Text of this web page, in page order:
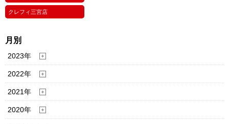
クレフィ三宮店
月別
2023年
2022年
2021年
2020年